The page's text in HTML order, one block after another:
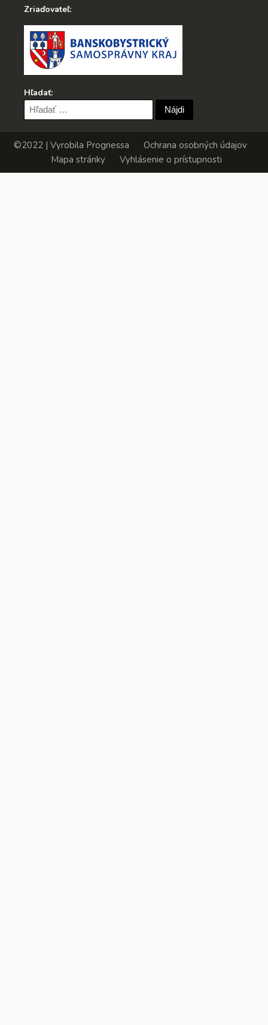
Zriaďovateľ:
Hľadať:
Hľadať:
©2022 | Vyrobila Prognessa
Ochrana osobných údajov
Mapa stránky
Vyhlásenie o prístupnosti